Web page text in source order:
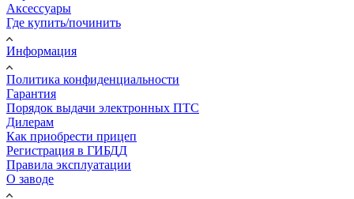
Аксессуары
Где купить/починить
Информация
Политика конфиденциальности
Гарантия
Порядок выдачи электронных ПТС
Дилерам
Как приобрести прицеп
Регистрация в ГИБДД
Правила эксплуатации
О заводе